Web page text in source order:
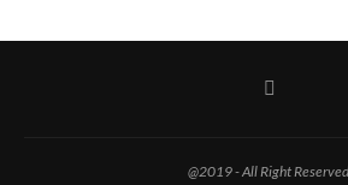
@2019 - All Right Reserved.